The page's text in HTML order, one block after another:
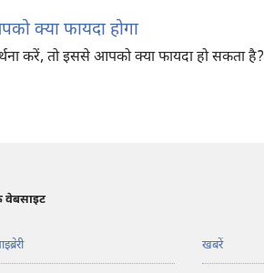
क्या फायदा होगा
करें, तो इससे आपको क्या फायदा हो सकता है?
वेबसाइट
खबरें